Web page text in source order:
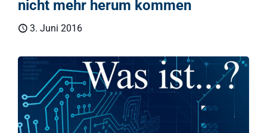
nicht mehr herum kommen
3. Juni 2016